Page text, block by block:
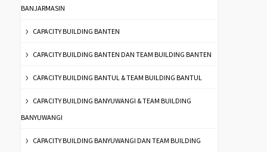
BANJARMASIN
CAPACITY BUILDING BANTEN
CAPACITY BUILDING BANTEN DAN TEAM BUILDING BANTEN
CAPACITY BUILDING BANTUL & TEAM BUILDING BANTUL
CAPACITY BUILDING BANYUWANGI & TEAM BUILDING
BANYUWANGI
CAPACITY BUILDING BANYUWANGI DAN TEAM BUILDING